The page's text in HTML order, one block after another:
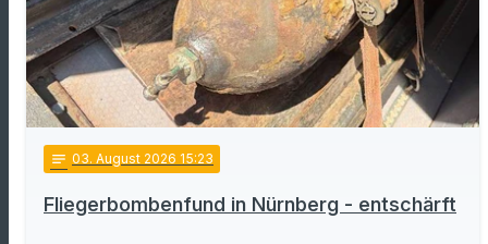
notes 03. August 2026 15:23
Fliegerbombenfund in Nürnberg - entschärft